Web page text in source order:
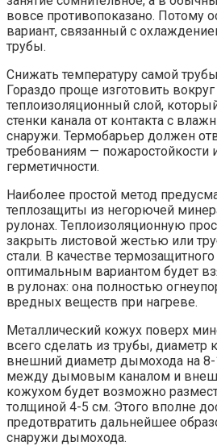
вовсе противопоказано. Потому
вариант, связанный с
трубы.
Снижать температуру самой
Гораздо проще изготовить
теплоизоляционный слой,
стенки канала от контакта с
снаружи. Термобарьер должен
требованиям — пожаростойкости
герметичности.
Наиболее простой метод
теплозащиты из негорючей
рулонах. Теплоизоляционную
закрыть листовой жестью или
стали. В качестве
оптимальным вариантом будет
в рулонах: она полностью
вредных веществ при нагреве.
Металлический кожух поверх
всего сделать из трубы,
внешний диаметр дымохода на
между дымовым каналом и
кожухом будет возможно
толщиной 4-5 см. Этого вполне
предотвратить дальнейшее
снаружи дымохода.